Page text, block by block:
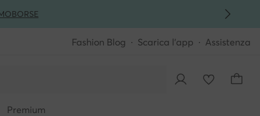
BORSE
Fashion Blog Scarica l'app Assistenza
Premium